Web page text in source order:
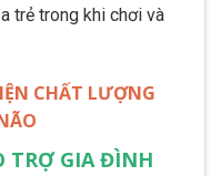
trẻ trong khi chơi và
CHẤT LƯỢNG
TRỢ GIA ĐÌNH